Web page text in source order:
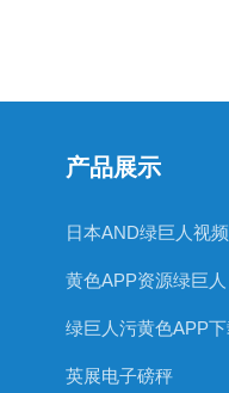
产品展示
黄色APP资源绿巨人
绿巨人污黄色APP下
英展电子磅秤